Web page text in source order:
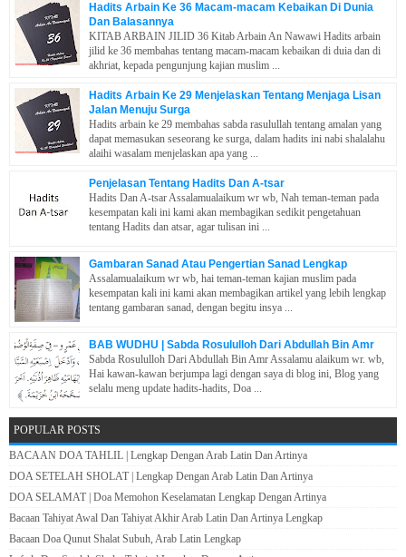
Hadits Arbain Ke 36 Macam-macam Kebaikan Di Dunia
Dan Balasannya
KITAB ARBAIN JILID 36 Kitab Arbain An Nawawi Hadits arbain
jilid ke 36 membahas tentang macam-macam kebaikan di duia dan di
akhriat, kepada pengunjung kajian muslim ...
Hadits Arbain Ke 29 Menjelaskan Tentang Menjaga Lisan
Jalan Menuju Surga
Hadits arbain ke 29 membahas sabda rasulullah tentang amalan yang
dapat memasukan seseorang ke surga, dalam hadits ini nabi shalalahu
alaihi wasalam menjelaskan apa yang ...
Penjelasan Tentang Hadits Dan A-tsar
Hadits Dan A-tsar Assalamualaikum wr wb, Nah teman-teman pada
kesempatan kali ini kami akan membagikan sedikit pengetahuan
tentang Hadits dan atsar, agar tulisan ini ...
Gambaran Sanad Atau Pengertian Sanad Lengkap
Assalamualaikum wr wb, hai teman-teman kajian muslim pada
kesempatan kali ini kami akan membagikan artikel yang lebih lengkap
tentang gambaran sanad, dengan begitu insya ...
BAB WUDHU | Sabda Rosululloh Dari Abdullah Bin Amr
Sabda Rosululloh Dari Abdullah Bin Amr Assalamu alaikum wr. wb,
Hai kawan-kawan berjumpa lagi dengan saya di blog ini, Blog yang
selalu meng update hadits-hadits, Doa ...
POPULAR POSTS
BACAAN DOA TAHLIL | Lengkap Dengan Arab Latin Dan Artinya
DOA SETELAH SHOLAT | Lengkap Dengan Arab Latin Dan Artinya
DOA SELAMAT | Doa Memohon Keselamatan Lengkap Dengan Artinya
Bacaan Tahiyat Awal Dan Tahiyat Akhir Arab Latin Dan Artinya Lengkap
Bacaan Doa Qunut Shalat Subuh, Arab Latin Lengkap